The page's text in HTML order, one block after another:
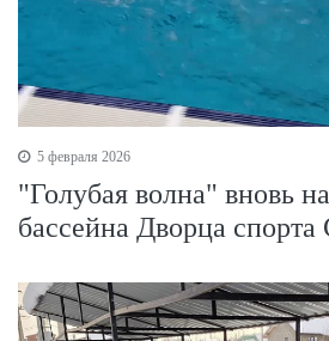
5 февраля 2026
"Голубая волна" вновь
бассейна Дворца спорта